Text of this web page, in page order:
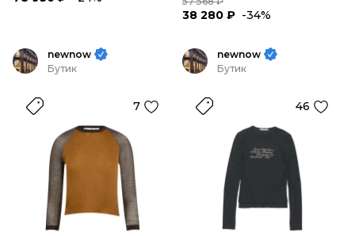
38 280 ₽ -34%
newnow
Бутик
7
newnow
Бутик
46